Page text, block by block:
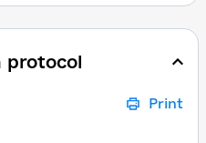
protocol
Print